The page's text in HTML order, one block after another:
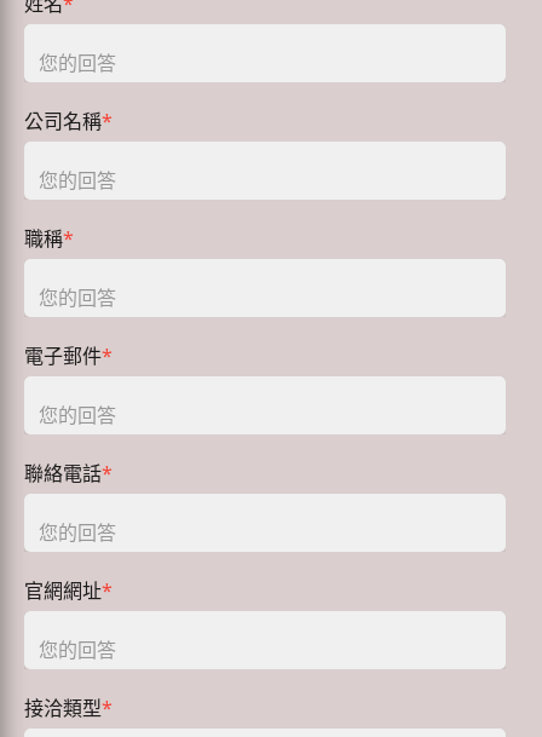
公司名稱*
職稱*
電子郵件*
聯絡電話*
官網網址*
接洽類型*